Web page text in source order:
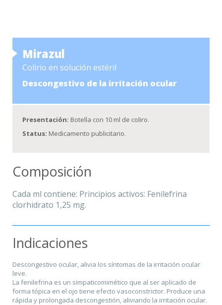
Mirazul
Colirio en solución estéril
Descongestivo de la irritación ocular
Presentación: Botella con 10 ml de coliro.
Status: Medicamento publicitario.
Composición
Cada ml contiene: Principios activos: Fenilefrina
clorhidrato 1,25 mg.
Indicaciones
Descongestivo ocular, alivia los síntomas de la irritación ocular
leve.
La fenilefrina es un simpaticomimético que al ser aplicado de
forma tópica en el ojo tiene efecto vasoconstrictor. Produce una
rápida y prolongada descongestión, aliviando la irritación ocular.